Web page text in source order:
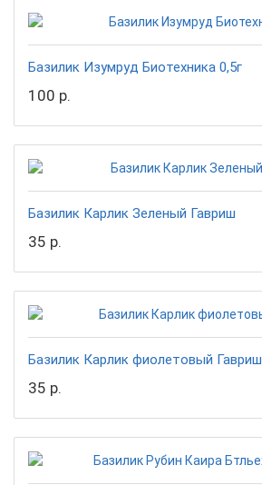
Базилик Изумруд Биотехника 0,5г
100 р.
Базилик Карлик Зеленый Гавриш
35 р.
Базилик Карлик фиолетовый Гавриш
35 р.